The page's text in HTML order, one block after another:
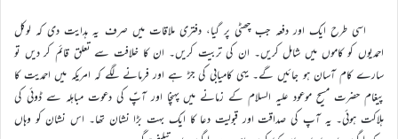
اسی طرح ایک اور دفعہ جب چھٹی پر گیا، دفتری ملاقات میں صرف یہ ہدایت دی کہ لوکل
احمدیوں کو کاموں میں شامل کریں۔ ان کی تربیت کریں۔ ان کا خلافت سے تعلق قائم کر دیں تو
سارے کام آسان ہو جائیں گے۔ یہی کامیابی کی جڑ ہے اور فرمانے لگے کہ امریکہ میں احمدیت کا
پیغام حضرت مسیح موعود علیہ السلام کے زمانے میں پہنچا اور آپؑ کی دعوت مباہلہ سے ڈوئی کی
ہلاکت ہوئی۔ یہ آپ کی صداقت اور قبولیت دعا کا ایک بہت بڑا نشان تھا۔ اس نشان کو وہاں